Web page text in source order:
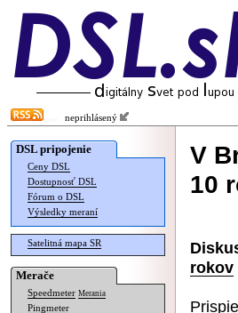
neprihlásený
DSL pripojenie
Ceny DSL
Dostupnosť DSL
Fórum o DSL
Výsledky meraní
Satelitná mapa SR
Merače
Speedmeter Merania
Pingmeter
V
10
rokov